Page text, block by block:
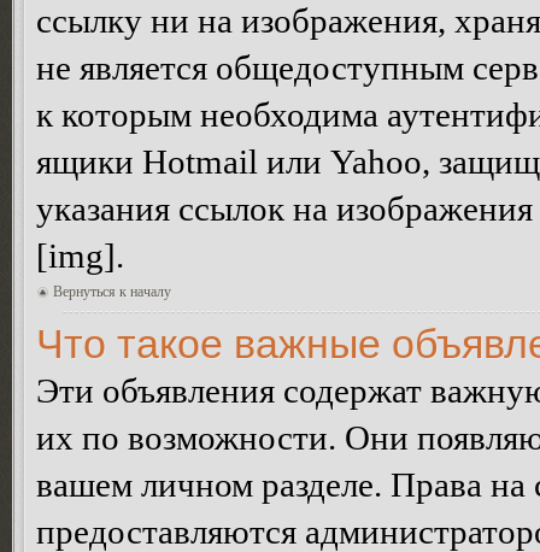
ссылку ни на изображения,
не является общедоступным
к которым необходима
ящики Hotmail или Yahoo,
указания ссылок на
[img].
Вернуться к началу
Что такое важные
Эти объявления содержат
их по возможности. Они
вашем личном разделе. Права
предоставляются